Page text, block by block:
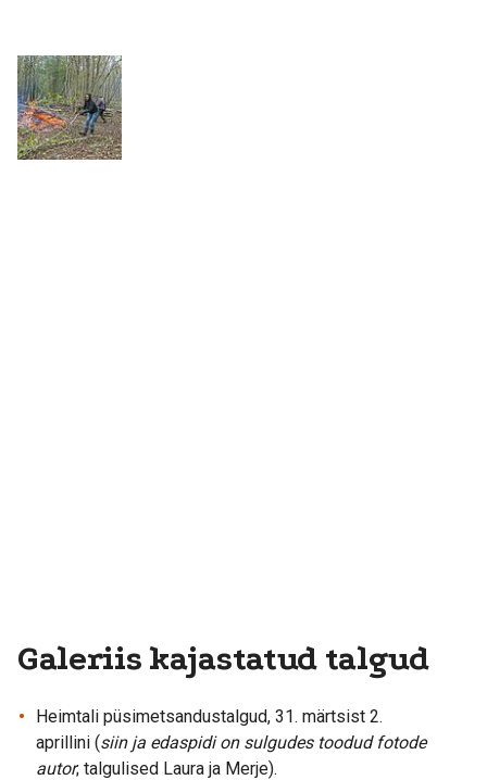
Galeriis kajastatud talgud
Heimtali püsimetsandustalgud, 31. märtsist 2.
aprillini (siin ja edaspidi on sulgudes toodud fotode
autor; talgulised Laura ja Merje).